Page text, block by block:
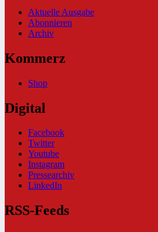
Aktuelle Ausgabe
Abonnieren
Archiv
Kommerz
Shop
Digital
Facebook
Twitter
Youtube
Instagram
Pressearchiv
LinkedIn
RSS-Feeds